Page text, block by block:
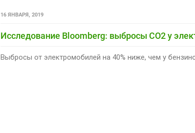
16 ЯНВАРЯ, 2019
Исследование Bloomberg: выбросы CO2 у
Выбросы от электромобилей на 40% ниже, чем у